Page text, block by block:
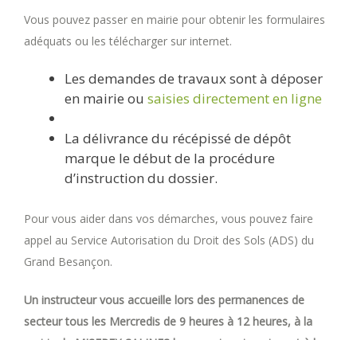
Vous pouvez passer en mairie pour obtenir les formulaires
adéquats ou les télécharger sur internet.
Les demandes de travaux sont à déposer
en mairie ou saisies directement en ligne
La délivrance du récépissé de dépôt
marque le début de la procédure
d’instruction du dossier.
Pour vous aider dans vos démarches, vous pouvez faire
appel au Service Autorisation du Droit des Sols (ADS) du
Grand Besançon.
Un instructeur vous accueille lors des permanences de
secteur tous les Mercredis de 9 heures à 12 heures, à la